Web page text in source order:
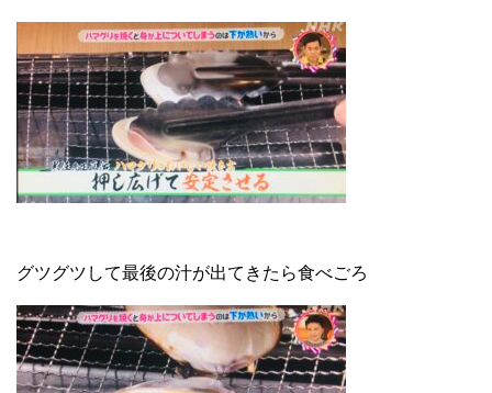
グツグツして最後の汁が出てきたら食べごろ